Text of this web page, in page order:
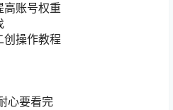
高账号权重
创操作教程
心要看完